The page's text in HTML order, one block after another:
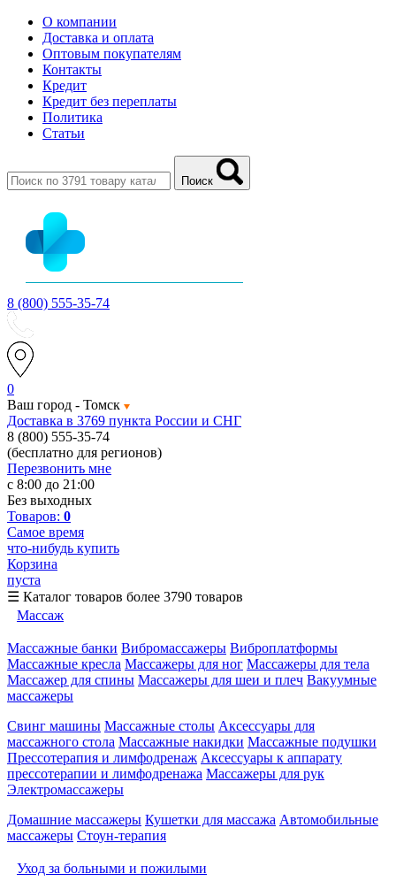
О компании
Доставка и оплата
Оптовым покупателям
Контакты
Кредит
Кредит без переплаты
Политика
Статьи
Поиск
8 (800) 555-35-74
0
Ваш город - Томск
Доставка в 3769 пункта России и СНГ
8 (800) 555-35-74
(бесплатно для регионов)
Перезвонить мне
с 8:00 до 21:00
Без выходных
Товаров: 0
Самое время
что-нибудь купить
Корзина
пуста
☰ Каталог товаров более 3790 товаров
Массаж
Массажные банки Вибромассажеры Виброплатформы
Массажные кресла Массажеры для ног Массажеры для тела
Массажер для спины Массажеры для шеи и плеч Вакуумные
массажеры
Свинг машины Массажные столы Аксессуары для
массажного стола Массажные накидки Массажные подушки
Прессотерапия и лимфодренаж Аксессуары к аппарату
прессотерапии и лимфодренажа Массажеры для рук
Электромассажеры
Домашние массажеры Кушетки для массажа Автомобильные
массажеры Стоун-терапия
Уход за больными и пожилыми